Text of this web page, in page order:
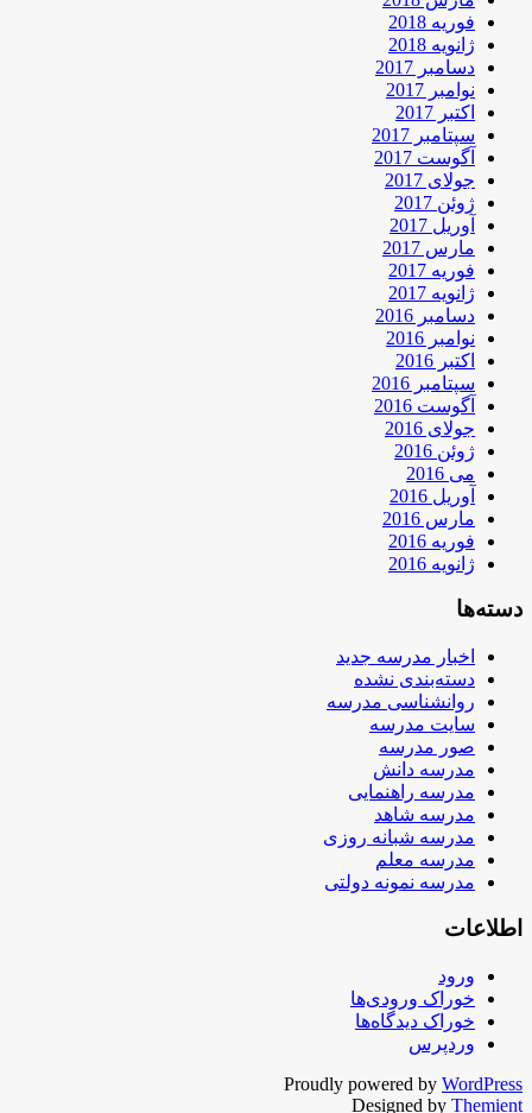
فوریه 2018
ژانویه 2018
دسامبر 2017
نوامبر 2017
اکتبر 2017
سپتامبر 2017
آگوست 2017
جولای 2017
ژوئن 2017
آوریل 2017
مارس 2017
فوریه 2017
ژانویه 2017
دسامبر 2016
نوامبر 2016
اکتبر 2016
سپتامبر 2016
آگوست 2016
جولای 2016
ژوئن 2016
می 2016
آوریل 2016
مارس 2016
فوریه 2016
ژانویه 2016
دسته‌ها
اخبار مدرسه جدید
دسته‌بندی نشده
روانشناسی مدرسه
سایت مدرسه
صور مدرسه
مدرسه دانش
مدرسه راهنمایی
مدرسه شاهد
مدرسه شبانه روزی
مدرسه معلم
مدرسه نمونه دولتی
اطلاعات
ورود
خوراک ورودی‌ها
خوراک دیدگاه‌ها
وردپرس
Proudly powered by WordPress
Designed by Themient